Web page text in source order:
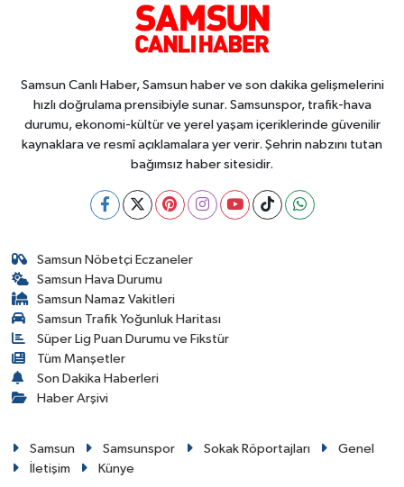
Samsun Canlı Haber, Samsun haber ve son dakika gelişmelerini
hızlı doğrulama prensibiyle sunar. Samsunspor, trafik-hava
durumu, ekonomi-kültür ve yerel yaşam içeriklerinde güvenilir
kaynaklara ve resmî açıklamalara yer verir. Şehrin nabzını tutan
bağımsız haber sitesidir.
Samsun Nöbetçi Eczaneler
Samsun Hava Durumu
Samsun Namaz Vakitleri
Samsun Trafik Yoğunluk Haritası
Süper Lig Puan Durumu ve Fikstür
Tüm Manşetler
Son Dakika Haberleri
Haber Arşivi
Samsun Samsunspor Sokak Röportajları
Genel
İletişim
Künye